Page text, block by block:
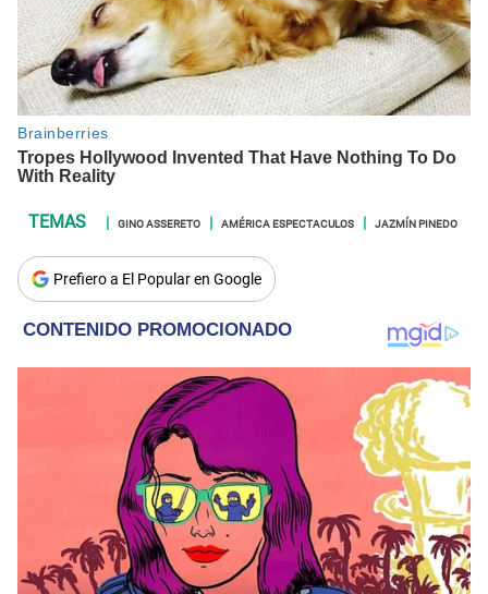
GINO ASSERETO AMÉRICA ESPECTACULOS JAZMÍN PINEDO
Prefiero a El Popular en Google